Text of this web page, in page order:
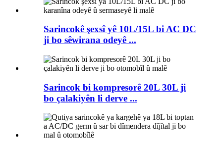
Sarincokê şexsî yê 10L/15L bi AC DC
ji bo sêwirana odeyê ...
Sarincok bi kompresorê 20L 30L ji
bo çalakiyên li derve ...